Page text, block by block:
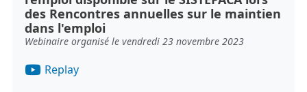
des Rencontres annuelles sur le maintien
dans l'emploi
Webinaire organisé le vendredi 23 novembre 2023
Replay